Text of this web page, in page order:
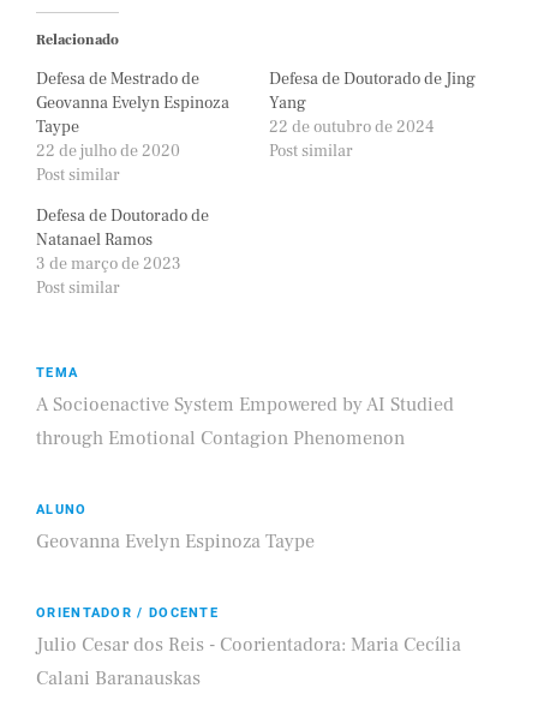
Relacionado
Defesa de Mestrado de
Geovanna Evelyn Espinoza
Taype
22 de julho de 2020
Post similar
Defesa de Doutorado de Jing
Yang
22 de outubro de 2024
Post similar
Defesa de Doutorado de
Natanael Ramos
3 de março de 2023
Post similar
TEMA
A Socioenactive System Empowered by AI Studied
through Emotional Contagion Phenomenon
ALUNO
Geovanna Evelyn Espinoza Taype
ORIENTADOR / DOCENTE
Julio Cesar dos Reis - Coorientadora: Maria Cecília
Calani Baranauskas